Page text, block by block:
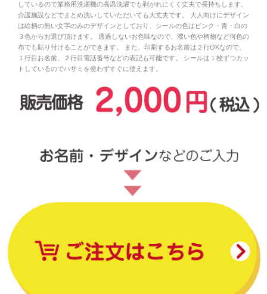
しているので業務用洗濯機の高温洗濯でも剥がれにくく丈夫で長持ちします。
介護施設などでまとめ洗いしていただいても大丈夫です。 大人向けにデザイン
は絵柄の無い文字のみのデザインとしており、シールの色はピンク・青・白の
３色からお選び頂けます。 透過しないお色味なので、濃い色や柄物など何色の
布でも貼り付けることができます。 また、印刷するお名前は２行OKなので、
１行目お名前、２行目電話番号などの表記も可能です。 シールは１枚ずつカッ
トしているのでハサミを使わずすぐに使えます。